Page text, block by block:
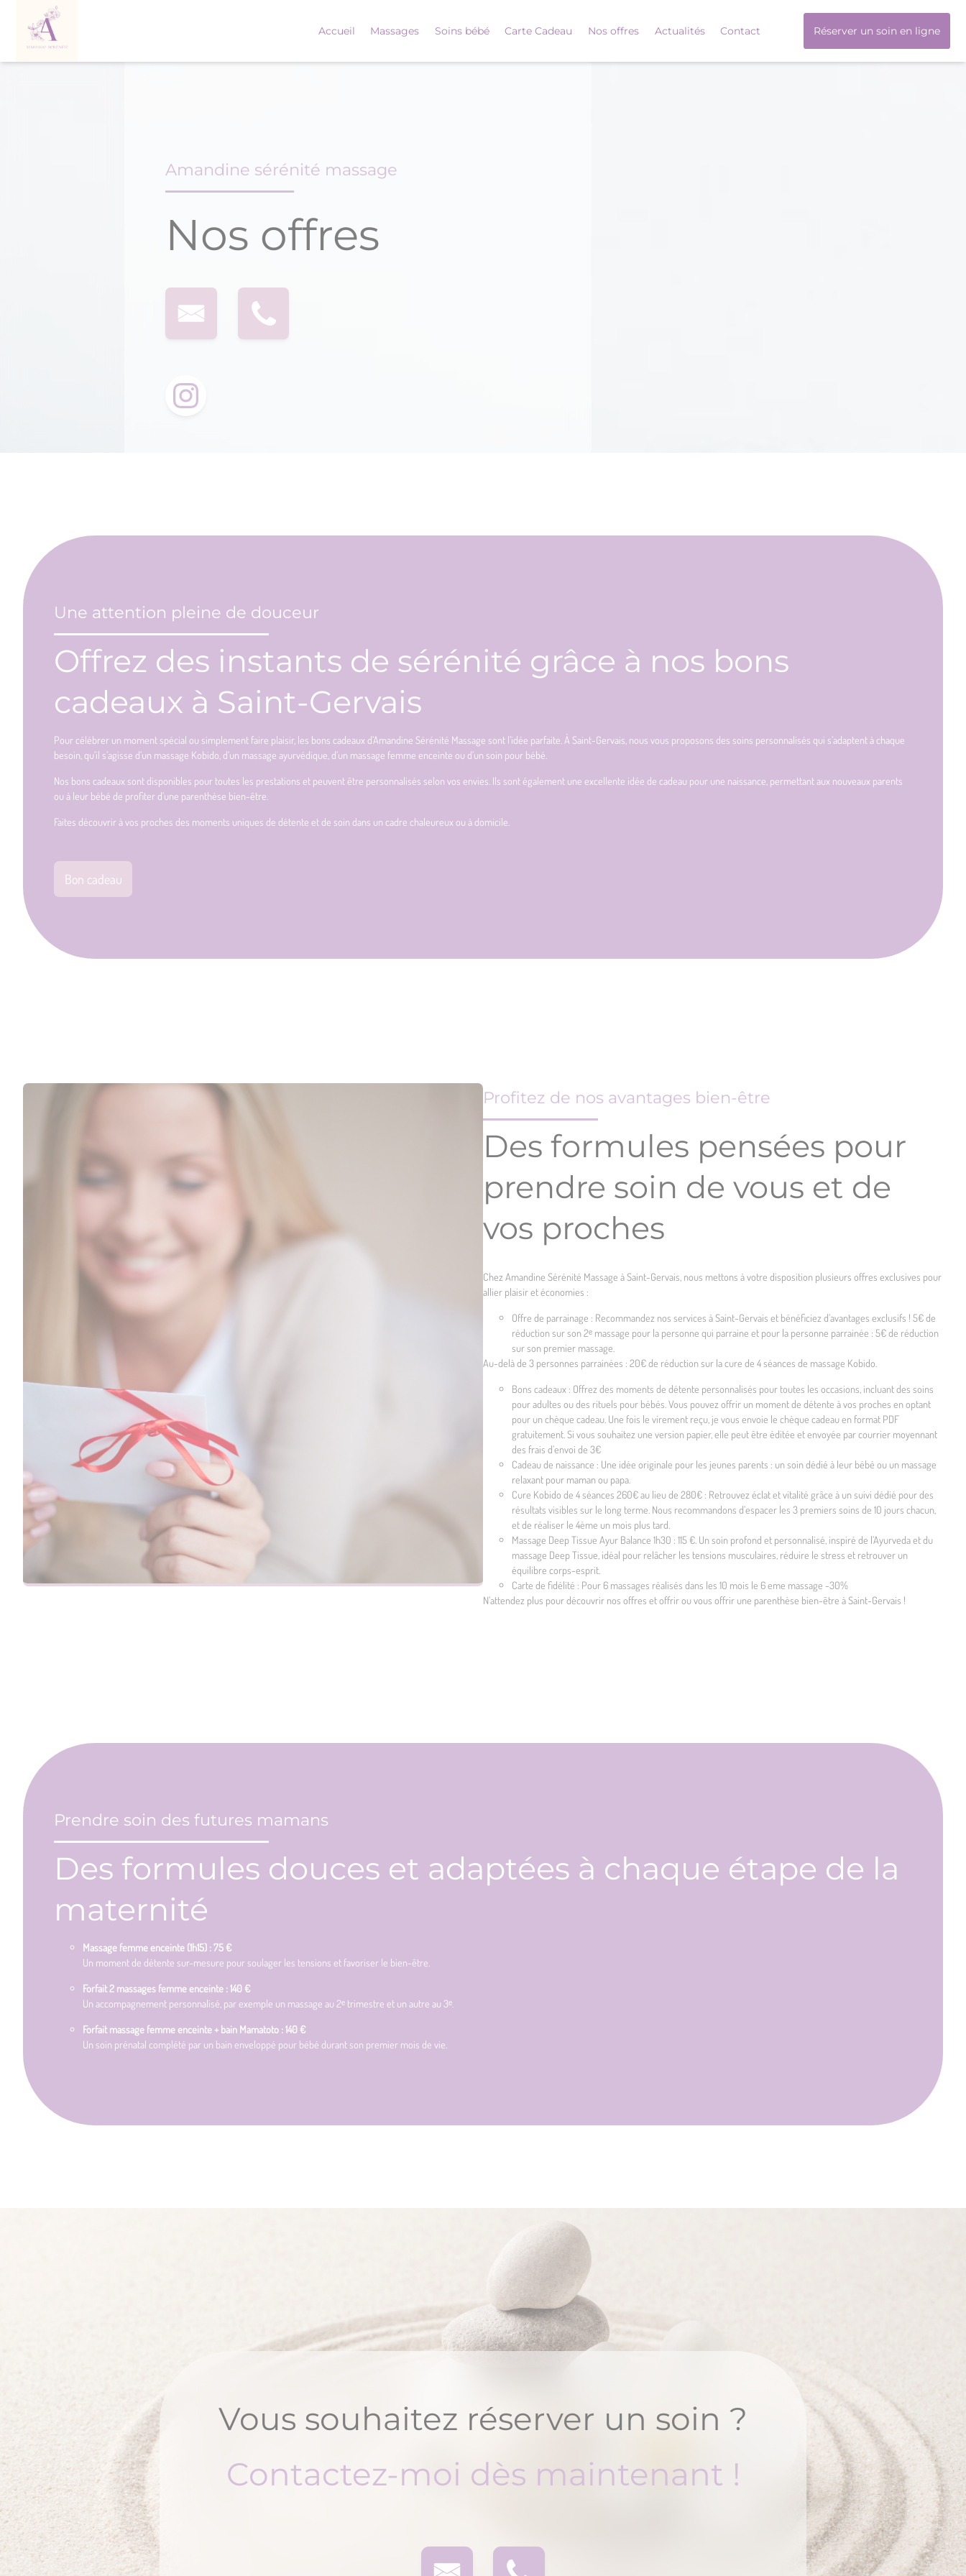
Skip
Accueil Massages Soins bébé Carte Cadeau Nos offres Actualités Contact Réserver un soin en ligne
Amandine sérénité massage
Nos offres
Une attention pleine de douceur
Offrez des instants de sérénité grâce à nos bons
cadeaux à Saint-Gervais
Pour célébrer un moment spécial ou simplement faire plaisir, les bons cadeaux d’Amandine Sérénité Massage sont l’idée parfaite. À Saint-Gervais, nous vous proposons des soins personnalisés qui s’adaptent à chaque
besoin, qu’il s’agisse d’un massage Kobido, d’un massage ayurvédique, d’un massage femme enceinte ou d’un soin pour bébé.
Nos bons cadeaux sont disponibles pour toutes les prestations et peuvent être personnalisés selon vos envies. Ils sont également une excellente idée de cadeau pour une naissance, permettant aux nouveaux parents
ou à leur bébé de profiter d’une parenthèse bien-être.
Faites découvrir à vos proches des moments uniques de détente et de soin dans un cadre chaleureux ou à domicile.
Bon cadeau
Profitez de nos avantages bien-être
Des formules pensées pour
prendre soin de vous et de
vos proches
Chez Amandine Sérénité Massage à Saint-Gervais, nous mettons à votre disposition plusieurs offres exclusives pour
allier plaisir et économies :
Offre de parrainage : Recommandez nos services à Saint-Gervais et bénéficiez d’avantages exclusifs ! 5€ de
réduction sur son 2ᵉ massage pour la personne qui parraine et pour la personne parrainée : 5€ de réduction
sur son premier massage.
Au-delà de 3 personnes parrainées : 20€ de réduction sur la cure de 4 séances de massage Kobido.
Bons cadeaux : Offrez des moments de détente personnalisés pour toutes les occasions, incluant des soins
pour adultes ou des rituels pour bébés. Vous pouvez offrir un moment de détente à vos proches en optant
pour un chèque cadeau. Une fois le virement reçu, je vous envoie le chèque cadeau en format PDF
gratuitement. Si vous souhaitez une version papier, elle peut être éditée et envoyée par courrier moyennant
des frais d’envoi de 3€
Cadeau de naissance : Une idée originale pour les jeunes parents : un soin dédié à leur bébé ou un massage
relaxant pour maman ou papa.
Cure Kobido de 4 séances 260€ au lieu de 280€ : Retrouvez éclat et vitalité grâce à un suivi dédié pour des
résultats visibles sur le long terme. Nous recommandons d’espacer les 3 premiers soins de 10 jours chacun,
et de réaliser le 4ème un mois plus tard.
Massage Deep Tissue Ayur Balance 1h30 : 115 €. Un soin profond et personnalisé, inspiré de l’Ayurveda et du
massage Deep Tissue, idéal pour relâcher les tensions musculaires, réduire le stress et retrouver un
équilibre corps-esprit.
Carte de fidélité : Pour 6 massages réalisés dans les 10 mois le 6 eme massage -30%
N’attendez plus pour découvrir nos offres et offrir ou vous offrir une parenthèse bien-être à Saint-Gervais !
Prendre soin des futures mamans
Des formules douces et adaptées à chaque étape de la
maternité
Massage femme enceinte (1h15) : 75 €
Un moment de détente sur-mesure pour soulager les tensions et favoriser le bien-être.
Forfait 2 massages femme enceinte : 140 €
Un accompagnement personnalisé, par exemple un massage au 2ᵉ trimestre et un autre au 3ᵉ.
Forfait massage femme enceinte + bain Mamatoto : 140 €
Un soin prénatal complété par un bain enveloppé pour bébé durant son premier mois de vie.
Vous souhaitez réserver un soin ?
Contactez-moi dès maintenant !